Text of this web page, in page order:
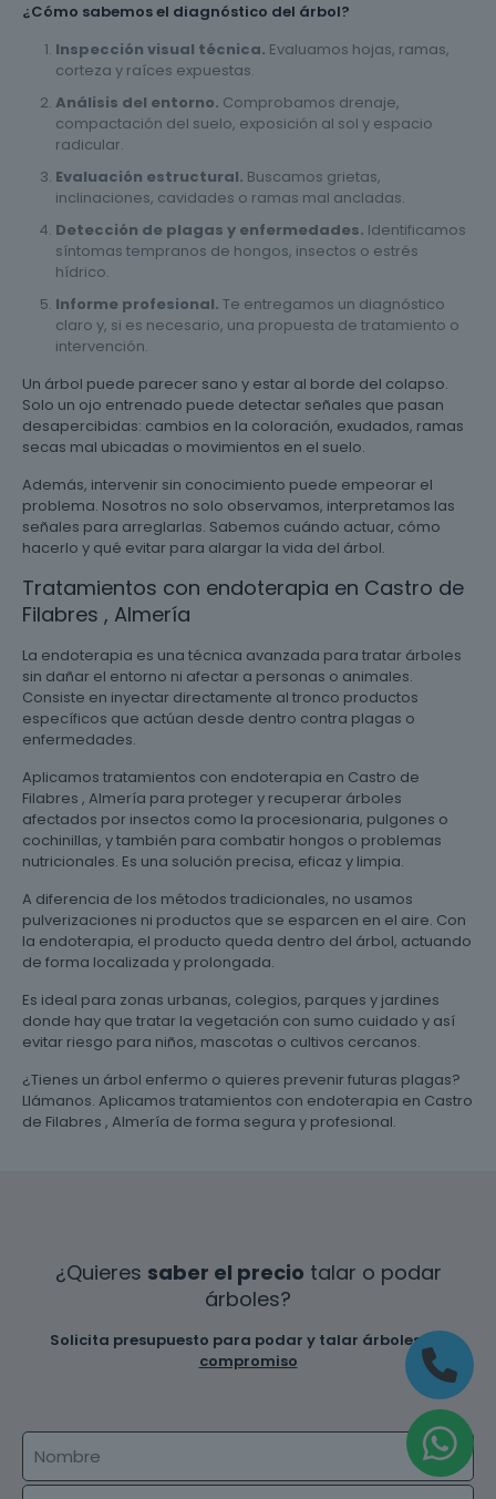
¿Cómo sabemos el diagnóstico del árbol?
Inspección visual técnica. Evaluamos hojas, ramas,
corteza y raíces expuestas.
Análisis del entorno. Comprobamos drenaje,
compactación del suelo, exposición al sol y espacio
radicular.
Evaluación estructural. Buscamos grietas,
inclinaciones, cavidades o ramas mal ancladas.
Detección de plagas y enfermedades. Identificamos
síntomas tempranos de hongos, insectos o estrés
hídrico.
Informe profesional. Te entregamos un diagnóstico
claro y, si es necesario, una propuesta de tratamiento o
intervención.
Un árbol puede parecer sano y estar al borde del colapso.
Solo un ojo entrenado puede detectar señales que pasan
desapercibidas: cambios en la coloración, exudados, ramas
secas mal ubicadas o movimientos en el suelo.
Además, intervenir sin conocimiento puede empeorar el
problema. Nosotros no solo observamos, interpretamos las
señales para arreglarlas. Sabemos cuándo actuar, cómo
hacerlo y qué evitar para alargar la vida del árbol.
Tratamientos con endoterapia en Castro de
Filabres , Almería
La endoterapia es una técnica avanzada para tratar árboles
sin dañar el entorno ni afectar a personas o animales.
Consiste en inyectar directamente al tronco productos
específicos que actúan desde dentro contra plagas o
enfermedades.
Aplicamos tratamientos con endoterapia en Castro de
Filabres , Almería para proteger y recuperar árboles
afectados por insectos como la procesionaria, pulgones o
cochinillas, y también para combatir hongos o problemas
nutricionales. Es una solución precisa, eficaz y limpia.
A diferencia de los métodos tradicionales, no usamos
pulverizaciones ni productos que se esparcen en el aire. Con
la endoterapia, el producto queda dentro del árbol, actuando
de forma localizada y prolongada.
Es ideal para zonas urbanas, colegios, parques y jardines
donde hay que tratar la vegetación con sumo cuidado y así
evitar riesgo para niños, mascotas o cultivos cercanos.
¿Tienes un árbol enfermo o quieres prevenir futuras plagas?
Llámanos. Aplicamos tratamientos con endoterapia en Castro
de Filabres , Almería de forma segura y profesional.
¿Quieres saber el precio talar o podar
árboles?
Solicita presupuesto para podar y talar árbolessin
compromiso